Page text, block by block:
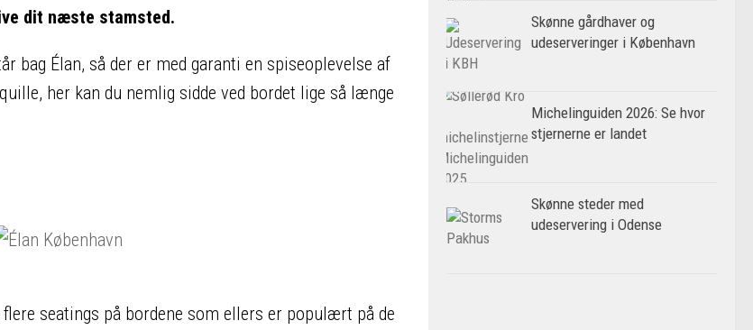
dit næste stamsted.
bag Élan, så der er med garanti en spiseoplevelse af
her kan du nemlig sidde ved bordet lige så længe
seatings på bordene som ellers er populært på de
Skønne gårdhaver og
udeserveringer i København
Michelinguiden 2026: Se hvor
stjernerne er landet
Skønne steder med
udeservering i Odense